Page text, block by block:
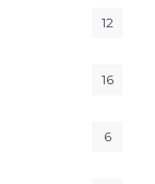
12
16
6